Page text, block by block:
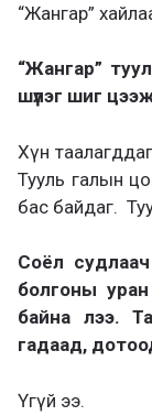
“Жангар”
“Жангар”
шүлэг шиг
Хүн
Тууль галын
бас байдаг.
Соёл
болгоны
байна лээ.
гадаад,
Үгүй ээ.